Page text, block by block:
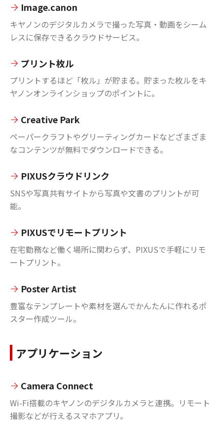
Image.canon
キヤノンのデジタルカメラで撮った写真・動画をシーム
レスに保存できるクラウドサービス。
プリント枚ル
プリントするほど「枚ル」が貯まる。貯まった枚ルをキ
ヤノンオンラインショップのポイントに。
Creative Park
ペーパークラフトやグリーティングカードなどざまざま
なコンテンツが無料でダウンロードできる。
PIXUSクラウドリンク
SNSや写真共有サイトから写真や文書のプリントが可
能。
PIXUSでリモートプリント
在宅勤務など働く場所に関わらず、PIXUSで手軽にリモ
ートプリント。
Poster Artist
豊富なテンプレートや素材を選んでかんたんに作れるポ
スター作成ツール。
アプリケーション
Camera Connect
Wi-Fi搭載のキヤノンのデジタルカメラと連携。リモート
撮影などが行えるスマホアプリ。